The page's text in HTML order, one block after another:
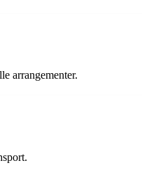
arrangementer.